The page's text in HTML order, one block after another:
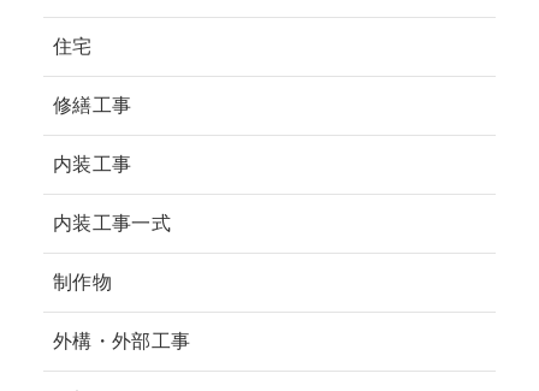
住宅
修繕工事
内装工事
内装工事一式
制作物
外構・外部工事